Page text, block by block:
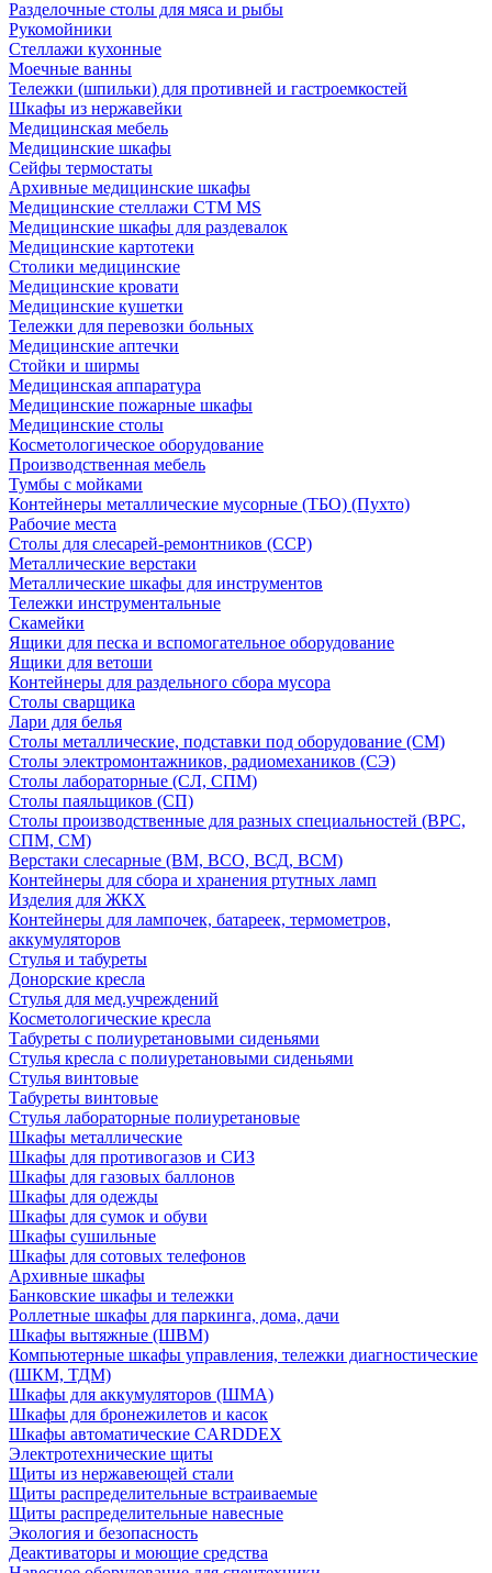
Разделочные столы для мяса и рыбы
Рукомойники
Стеллажи кухонные
Моечные ванны
Тележки (шпильки) для противней и гастроемкостей
Шкафы из нержавейки
Медицинская мебель
Медицинские шкафы
Сейфы термостаты
Архивные медицинские шкафы
Медицинские стеллажи CTM MS
Медицинские шкафы для раздевалок
Медицинские картотеки
Столики медицинские
Медицинские кровати
Медицинские кушетки
Тележки для перевозки больных
Медицинские аптечки
Стойки и ширмы
Медицинская аппаратура
Медицинские пожарные шкафы
Медицинские столы
Косметологическое оборудование
Производственная мебель
Тумбы с мойками
Контейнеры металлические мусорные (ТБО) (Пухто)
Рабочие места
Столы для слесарей-ремонтников (ССР)
Металлические верстаки
Металлические шкафы для инструментов
Тележки инструментальные
Скамейки
Ящики для песка и вспомогательное оборудование
Ящики для ветоши
Контейнеры для раздельного сбора мусора
Столы сварщика
Лари для белья
Столы металлические, подставки под оборудование (СМ)
Столы электромонтажников, радиомехаников (СЭ)
Столы лабораторные (СЛ, СПМ)
Столы паяльщиков (СП)
Столы производственные для разных специальностей (ВРС,
СПМ, СМ)
Верстаки слесарные (ВМ, ВСО, ВСД, ВСМ)
Контейнеры для сбора и хранения ртутных ламп
Изделия для ЖКХ
Контейнеры для лампочек, батареек, термометров,
аккумуляторов
Стулья и табуреты
Донорские кресла
Стулья для мед.учреждений
Косметологические кресла
Табуреты с полиуретановыми сиденьями
Стулья кресла с полиуретановыми сиденьями
Стулья винтовые
Табуреты винтовые
Стулья лабораторные полиуретановые
Шкафы металлические
Шкафы для противогазов и СИЗ
Шкафы для газовых баллонов
Шкафы для одежды
Шкафы для сумок и обуви
Шкафы сушильные
Шкафы для сотовых телефонов
Архивные шкафы
Банковские шкафы и тележки
Роллетные шкафы для паркинга, дома, дачи
Шкафы вытяжные (ШВМ)
Компьютерные шкафы управления, тележки диагностические
(ШКМ, ТДМ)
Шкафы для аккумуляторов (ШМА)
Шкафы для бронежилетов и касок
Шкафы автоматические CARDDEX
Электротехнические щиты
Щиты из нержавеющей стали
Щиты распределительные встраиваемые
Щиты распределительные навесные
Экология и безопасность
Деактиваторы и моющие средства